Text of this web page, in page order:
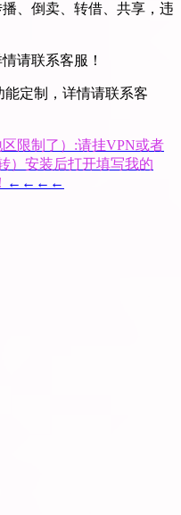
、倒卖、转借、共享，违
请联系客服！
定制，详情请联系客
限制了）:请挂VPN或者
）安装后打开填写我的
←←←←